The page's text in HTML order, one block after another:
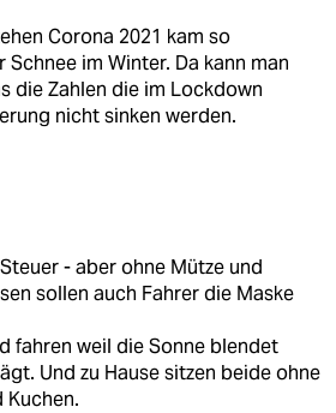
Corona 2021 kam so
im Winter. Da kann man
die Zahlen die im Lockdown
nicht sinken werden.
- aber ohne Mütze und
sollen auch Fahrer die Maske
fahren weil die Sonne blendet
Und zu Hause sitzen beide ohne
Kuchen.